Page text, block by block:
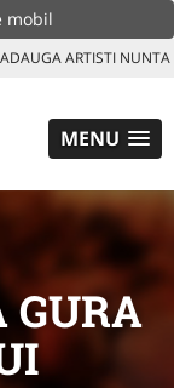
mobil
ARTISTI NUNTA
MENU
GURA